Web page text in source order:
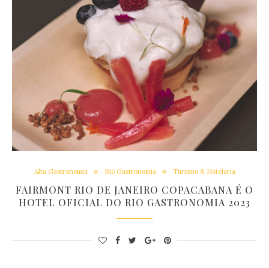
Alta Gastronomia Rio Gastronomia Turismo & Hotelaria
FAIRMONT RIO DE JANEIRO COPACABANA É O
HOTEL OFICIAL DO RIO GASTRONOMIA 2023